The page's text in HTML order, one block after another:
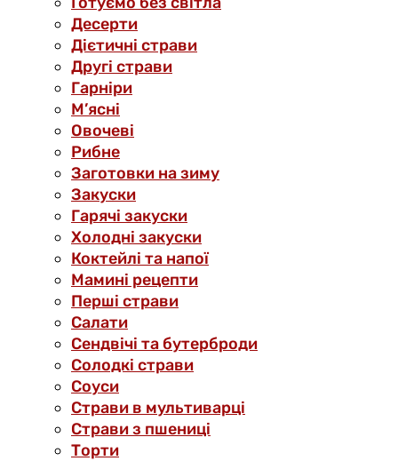
Десерти
Дієтичні страви
Другі страви
Гарніри
М’ясні
Овочеві
Рибне
Заготовки на зиму
Закуски
Гарячі закуски
Холодні закуски
Коктейлі та напої
Мамині рецепти
Перші страви
Салати
Сендвічі та бутерброди
Солодкі страви
Соуси
Страви в мультиварці
Страви з пшениці
Торти